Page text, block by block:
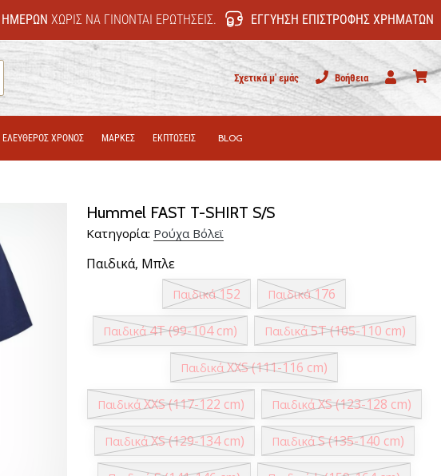
ΗΜΕΡΏΝ ΧΩΡΊΣ ΝΑ ΓΊΝΟΝΤΑΙ ΕΡΩΤΉΣΕΙΣ. ΕΓΓΎΗΣΗ ΕΠΙΣΤΡΟΦΉΣ ΧΡΗΜΆΤΩΝ
Σχετικά μ' εμάς
Βοήθεια
Χρήστης
ΕΛΕΥΘΕΡΟΣ ΧΡΟΝΟΣ ΜΑΡΚΕΣ ΕΚΠΤΩΣΕΙΣ BLOG
Hummel FAST T-SHIRT S/S
Κατηγορία: Ρούχα Βόλεϊ
Παιδικά, Μπλε
Παιδικά 152 Παιδικά 176
Παιδικά 4T (99-104 cm) Παιδικά 5T (105-110 cm)
Παιδικά XXS (111-116 cm)
Παιδικά XXS (117-122 cm) Παιδικά XS (123-128 cm)
Παιδικά XS (129-134 cm) Παιδικά S (135-140 cm)